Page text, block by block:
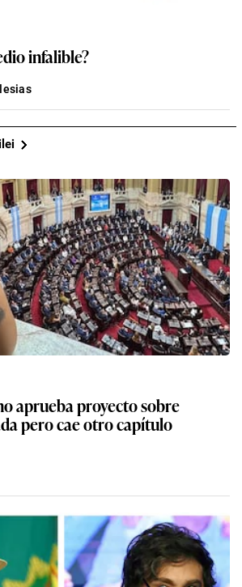
infalible?
aprueba proyecto sobre
pero cae otro capítulo